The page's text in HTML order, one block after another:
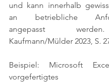
und kann innerhalb
an betriebliche
angepasst
Kaufmann/Mülder 2023, S.
Beispiel: Microsoft
vorgefertigtes